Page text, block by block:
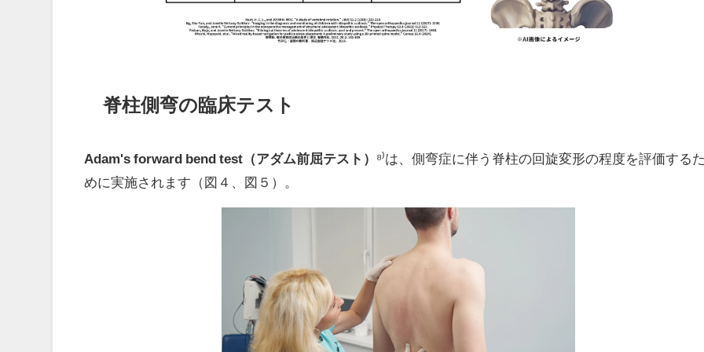
脊柱側弯の臨床テスト
Adam's forward bend test（アダム前屈テスト） ⁸⁾は、側弯症に伴う脊柱の回旋変形の程度を評価する
めに実施されます（図４、図５）。